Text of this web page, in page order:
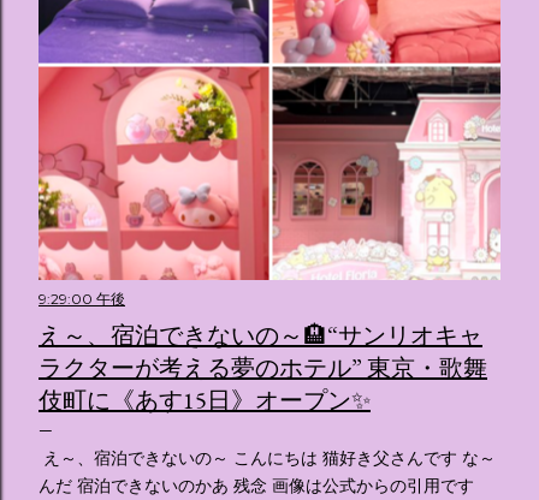
9:29:00 午後
え～、宿泊できないの～🏨“サンリオキャ
ラクターが考える夢のホテル” 東京・歌舞
伎町に《あす15日》オープン✨️
え～、宿泊できないの～ こんにちは 猫好き父さんです な～
んだ 宿泊できないのかあ 残念 画像は公式からの引用です